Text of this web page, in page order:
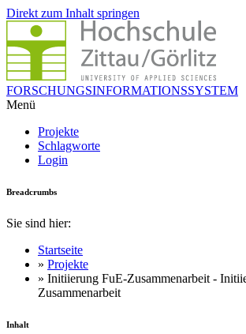
Direkt zum Inhalt springen
FORSCHUNGSINFORMATIONSSYSTEM
Menü
Projekte
Schlagworte
Login
Breadcrumbs
Sie sind hier:
Startseite
» Projekte
» Initiierung FuE-Zusammenarbeit -
Zusammenarbeit
Inhalt